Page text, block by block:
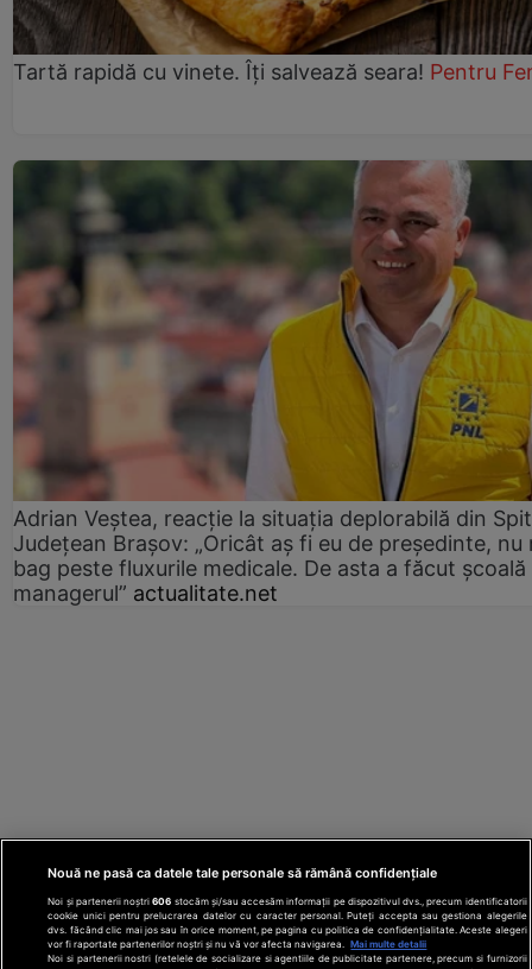
Tartă rapidă cu vinete. Îți salvează seara! Pentru
Adrian Veștea, reacție la situația deplorabilă din
Județean Brașov: „Oricât aș fi eu de președinte, nu
bag peste fluxurile medicale. De asta a făcut școală
managerul” actualitate.net
Nouă ne pasă ca datele tale personale să rămână confidențiale
Noi și partenerii noștri606 stocăm și/sau accesăm informații pe dispozitivul dvs., precum identificatorii
cookie unici pentru prelucrarea datelor cu caracter personal. Puteți accepta sau gestiona alegerile
dvs. făcând clic mai jos sau în orice moment, pe pagina cu politica de confidențialitate. Aceste alegeri
vor fi raportate partenerilor noștri și nu vă vor afecta navigarea.
Mai multe detalii
Noi si partenerii nostri (retelele de socializare si agentiile de publicitate partenere, precum si furnizorii